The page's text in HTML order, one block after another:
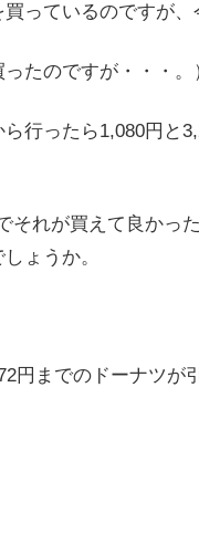
買っているのですが、
たのですが・・・。
行ったら1,080円と
れが買えて良かっ
ょうか。
円までのドーナツが